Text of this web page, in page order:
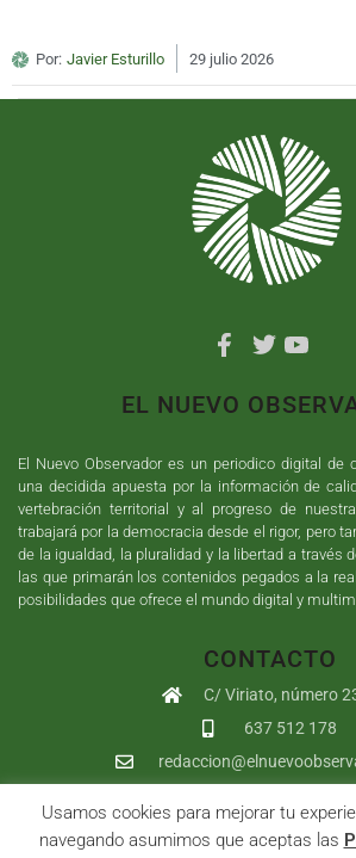
Por: Javier Esturillo 29 julio 2026
EL NUEVO
El Nuevo Observador es un periodico digital de
una decidida apuesta por la información de
vertebración territorial y al progreso de
trabajará por la democracia desde el rigor, pero
de la igualdad, la pluralidad y la libertad a través
las que primarán los contenidos pegados a la
posibilidades que ofrece el mundo digital y
CONTACTO
C/ Viriato, número
637 512 178
Copyright ©2026 El Nuevo Observador |
Usamos cookies para mejorar tu
navegando asumimos que aceptas las